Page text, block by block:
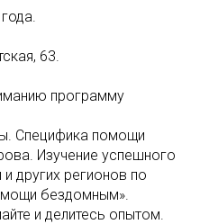
63.
программу
Специфика помощи
Изучение успешного
других регионов по
бездомным».
и делитесь опытом.